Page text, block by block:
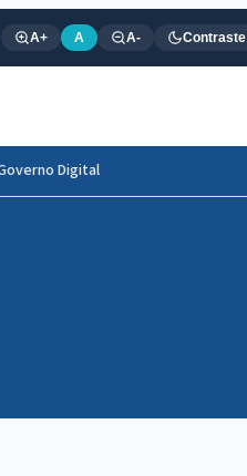
A+ A A- Contraste
Digital